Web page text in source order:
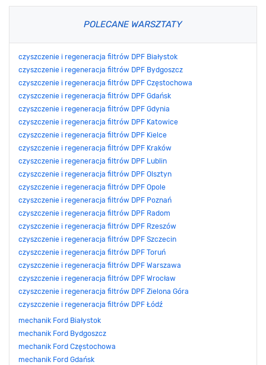
POLECANE WARSZTATY
czyszczenie i regeneracja filtrów DPF Białystok
czyszczenie i regeneracja filtrów DPF Bydgoszcz
czyszczenie i regeneracja filtrów DPF Częstochowa
czyszczenie i regeneracja filtrów DPF Gdańsk
czyszczenie i regeneracja filtrów DPF Gdynia
czyszczenie i regeneracja filtrów DPF Katowice
czyszczenie i regeneracja filtrów DPF Kielce
czyszczenie i regeneracja filtrów DPF Kraków
czyszczenie i regeneracja filtrów DPF Lublin
czyszczenie i regeneracja filtrów DPF Olsztyn
czyszczenie i regeneracja filtrów DPF Opole
czyszczenie i regeneracja filtrów DPF Poznań
czyszczenie i regeneracja filtrów DPF Radom
czyszczenie i regeneracja filtrów DPF Rzeszów
czyszczenie i regeneracja filtrów DPF Szczecin
czyszczenie i regeneracja filtrów DPF Toruń
czyszczenie i regeneracja filtrów DPF Warszawa
czyszczenie i regeneracja filtrów DPF Wrocław
czyszczenie i regeneracja filtrów DPF Zielona Góra
czyszczenie i regeneracja filtrów DPF Łódź
mechanik Ford Białystok
mechanik Ford Bydgoszcz
mechanik Ford Częstochowa
mechanik Ford Gdańsk